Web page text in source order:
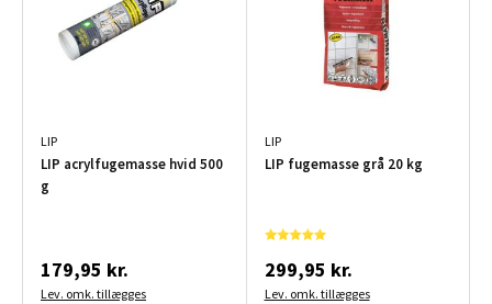
LIP
LIP acrylfugemasse hvid 500
g
179,95 kr.
Lev. omk. tillægges
LIP
LIP fugemasse grå 20 kg
299,95 kr.
Lev. omk. tillægges